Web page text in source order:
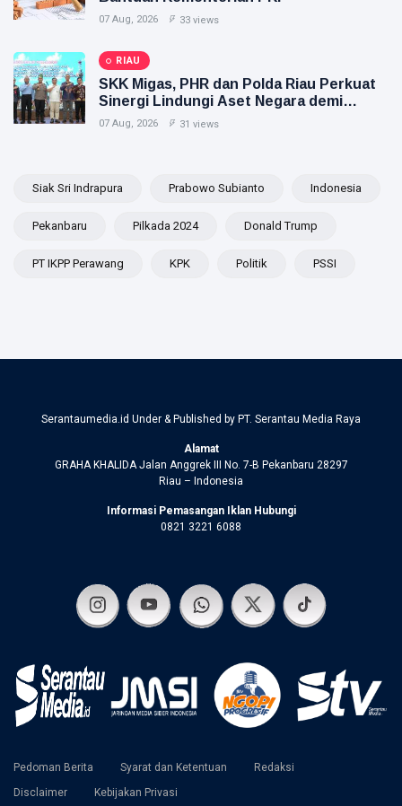
07 Aug, 2026 33 views
RIAU
SKK Migas, PHR dan Polda Riau Perkuat
Sinergi Lindungi Aset Negara demi
Menjaga Ketahanan Energi Nasional
07 Aug, 2026 31 views
Siak Sri Indrapura Prabowo Subianto Indonesia
Pekanbaru Pilkada 2024 Donald Trump
PT IKPP Perawang KPK Politik PSSI
Serantaumedia.id Under & Published by PT. Serantau Media Raya
Alamat
GRAHA KHALIDA Jalan Anggrek III No. 7-B Pekanbaru 28297
Riau – Indonesia
Informasi Pemasangan Iklan Hubungi
0821 3221 6088
Pedoman Berita Syarat dan Ketentuan
Redaksi
Disclaimer
Kebijakan Privasi